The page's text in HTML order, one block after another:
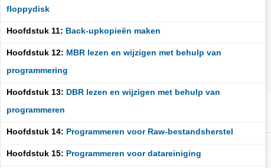
floppydisk
Hoofdstuk 11: Back-upkopieën maken
Hoofdstuk 12: MBR lezen en wijzigen met behulp van
programmering
Hoofdstuk 13: DBR lezen en wijzigen met behulp van
programmeren
Hoofdstuk 14: Programmeren voor Raw-bestandsherstel
Hoofdstuk 15: Programmeren voor datareiniging